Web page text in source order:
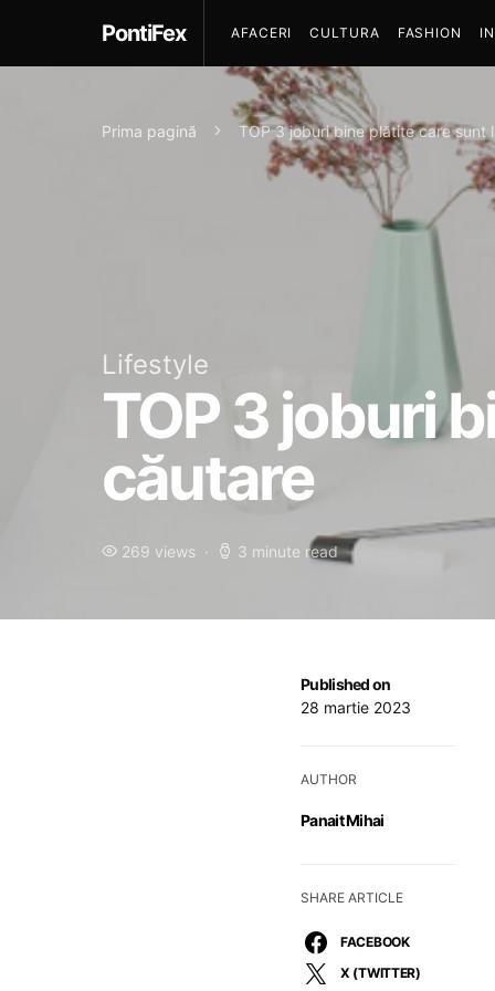
PontiFex AFACERI CULTURA FASHION
Prima pagină TOP 3 joburi bine plătite care sunt
Lifestyle
TOP 3 joburi
căutare
269 views 3 minute read
Published on
28 martie 2023
AUTHOR
Panait Mihai
SHARE ARTICLE
FACEBOOK
X (TWITTER)